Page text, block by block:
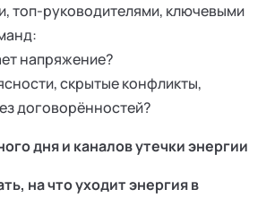
топ-руководителями, ключевыми
напряжение?
скрытые конфликты,
договорённостей?
дня и каналов утечки энергии
на что уходит энергия в